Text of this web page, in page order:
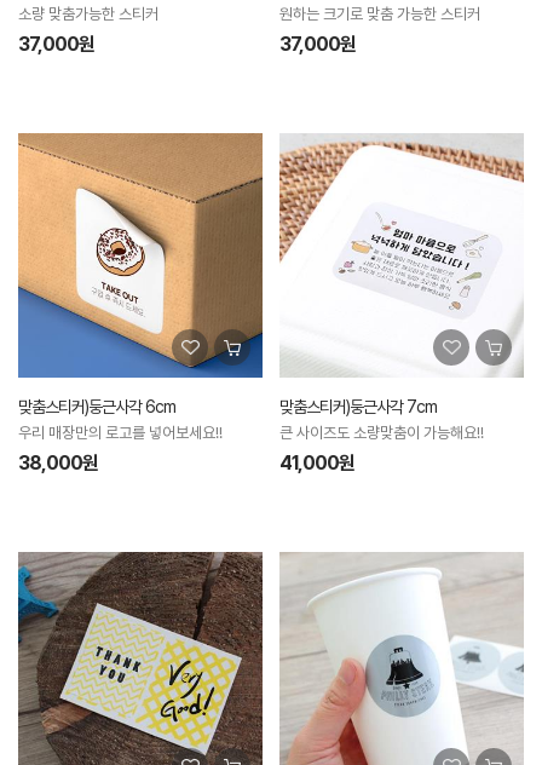
소량 맞춤가능한 스티커
37,000원
원하는 크기로 맞춤 가능한 스티커
37,000원
맞춤스티커)둥근사각 6cm
우리 매장만의 로고를 넣어보세요!!
38,000원
맞춤스티커)둥근사각 7cm
큰 사이즈도 소량맞춤이 가능해요!!
41,000원